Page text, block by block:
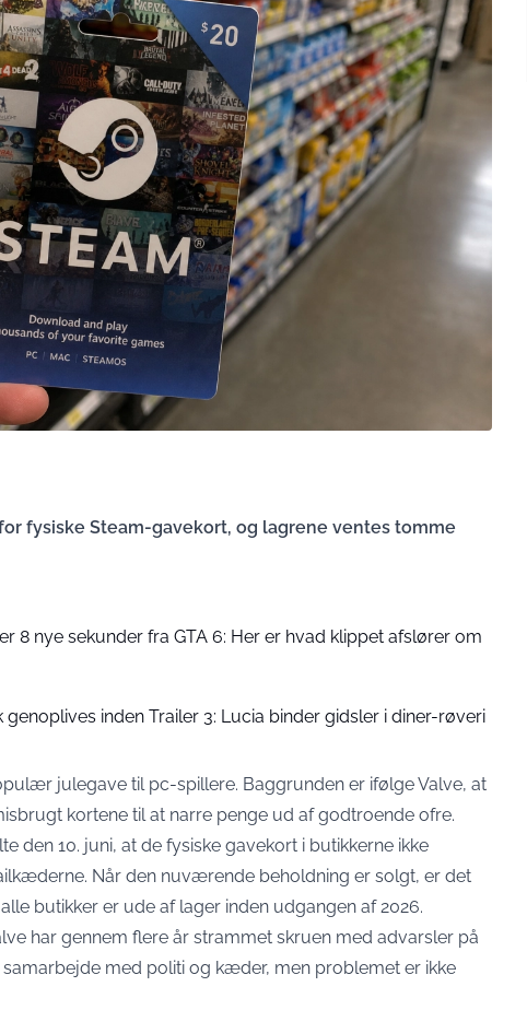
fysiske Steam-gavekort, og lagrene ventes tomme
8 nye sekunder fra GTA 6: Her er hvad klippet afslører om
inden Trailer 3: Lucia binder gidsler i diner-røveri
julegave til pc-spillere. Baggrunden er ifølge Valve, at
kortene til at narre penge ud af godtroende ofre.
den 10. juni, at de fysiske gavekort i butikkerne ikke
Når den nuværende beholdning er solgt, er det
butikker er ude af lager inden udgangen af 2026.
har gennem flere år strammet skruen med advarsler på
med politi og kæder, men problemet er ikke